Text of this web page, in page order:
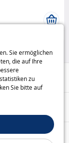
Sie ermöglichen
die auf Ihre
zu
Sie bitte auf